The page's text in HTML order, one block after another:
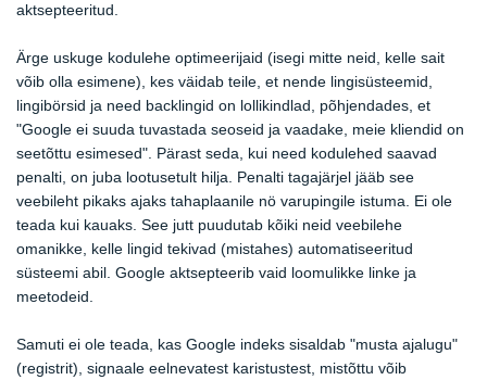
aktsepteeritud.
Ärge uskuge kodulehe optimeerijaid (isegi mitte neid, kelle sait
võib olla esimene), kes väidab teile, et nende lingisüsteemid,
lingibörsid ja need backlingid on lollikindlad, põhjendades, et
"Google ei suuda tuvastada seoseid ja vaadake, meie kliendid on
seetõttu esimesed". Pärast seda, kui need kodulehed saavad
penalti, on juba lootusetult hilja. Penalti tagajärjel jääb see
veebileht pikaks ajaks tahaplaanile nö varupingile istuma. Ei ole
teada kui kauaks. See jutt puudutab kõiki neid veebilehe
omanikke, kelle lingid tekivad (mistahes) automatiseeritud
süsteemi abil. Google aktsepteerib vaid loomulikke linke ja
meetodeid.
Samuti ei ole teada, kas Google indeks sisaldab "musta ajalugu"
(registrit), signaale eelnevatest karistustest, mistõttu võib